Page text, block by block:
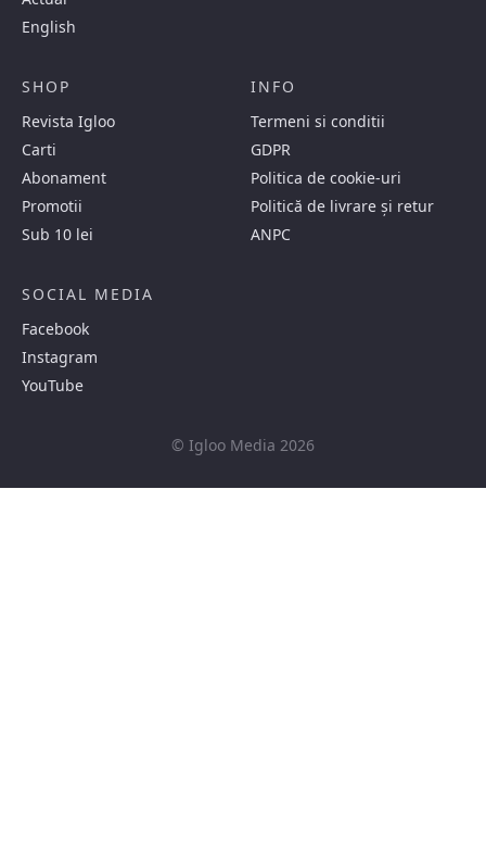
English
SHOP
Revista Igloo
Carti
Abonament
Promotii
Sub 10 lei
INFO
Termeni si conditii
GDPR
Politica de cookie-uri
Politică de livrare și retur
ANPC
SOCIAL MEDIA
Facebook
Instagram
YouTube
© Igloo Media 2026